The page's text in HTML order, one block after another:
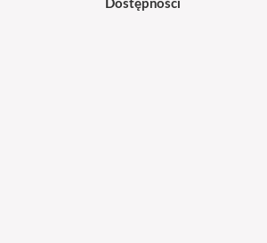
Dostępności